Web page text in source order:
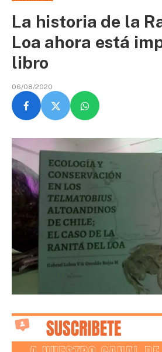
La historia de la
Loa ahora está
libro
06/08/2020